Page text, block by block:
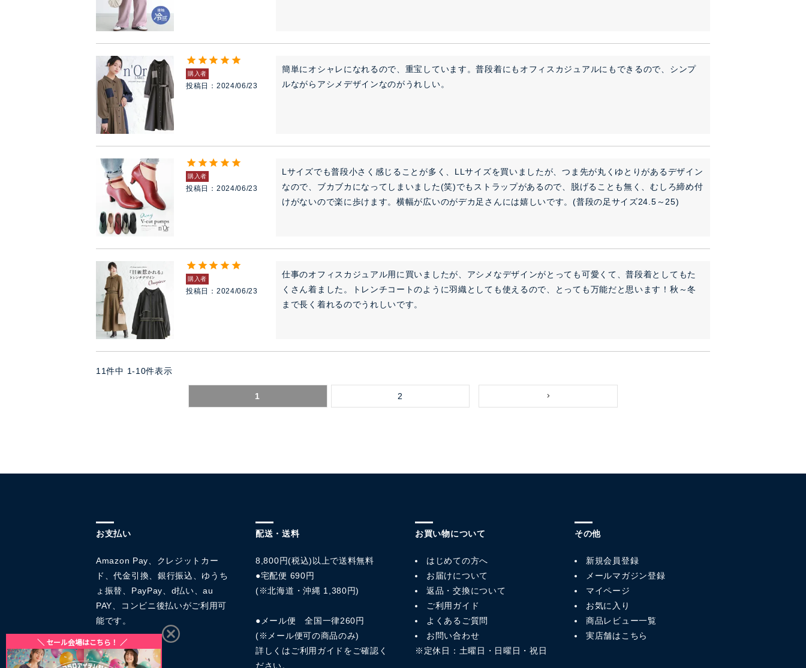
購入者
投稿日 2024/06/23
簡単にオシャレになれるので、重宝しています。普段着にもオフィスカジュアルにもできるので、シンプ
ルながらアシメデザインなのがうれしい。
購入者
投稿日 2024/06/23
Lサイズでも普段小さく感じることが多く、LLサイズを買いましたが、つま先が丸くゆとりがあるデザイン
なので、ブカブカになってしまいました(笑)でもストラップがあるので、脱げることも無く、むしろ締め付
けがないので楽に歩けます。横幅が広いのがデカ足さんには嬉しいです。(普段の足サイズ24.5～25)
購入者
投稿日 2024/06/23
仕事のオフィスカジュアル用に買いましたが、アシメなデザインがとっても可愛くて、普段着としてもた
くさん着ました。トレンチコートのように羽織としても使えるので、とっても万能だと思います！秋～冬
まで長く着れるのでうれしいです。
11件中 1-10件表示
1 2
お支払い
Amazon Pay、クレジットカー
ド、代金引換、銀行振込、ゆうち
ょ振替、PayPay、d払い、au
PAY、コンビニ後払いがご利用可
能です。
配送・送料
8,800円(税込)以上で送料無料
●宅配便 690円
(※北海道・沖縄 1,380円)
●メール便 全国一律260円
(※メール便可の商品のみ)
詳しくは ご利用ガイド をご確認く
ださい。
お買い物について
はじめての方へ
お届けについて
返品・交換について
ご利用ガイド
よくあるご質問
お問い合わせ
※定休日：土曜日・日曜日・祝日
その他
新規会員登録
メールマガジン登録
マイページ
お気に入り
商品レビュー一覧
実店舗はこちら